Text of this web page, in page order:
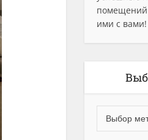
помещений
ими с вами!